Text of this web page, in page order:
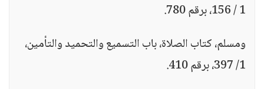
1 / 156، برقم 780.
ومسلم، كتاب الصلاة، باب التسميع والتحميد والتأمين،
1/ 397، برقم 410.